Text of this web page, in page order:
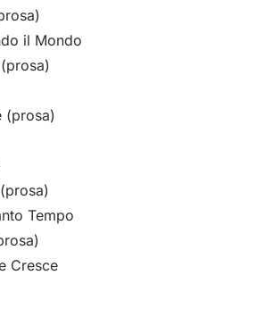
il Mondo
(prosa)
Tempo
Cresce